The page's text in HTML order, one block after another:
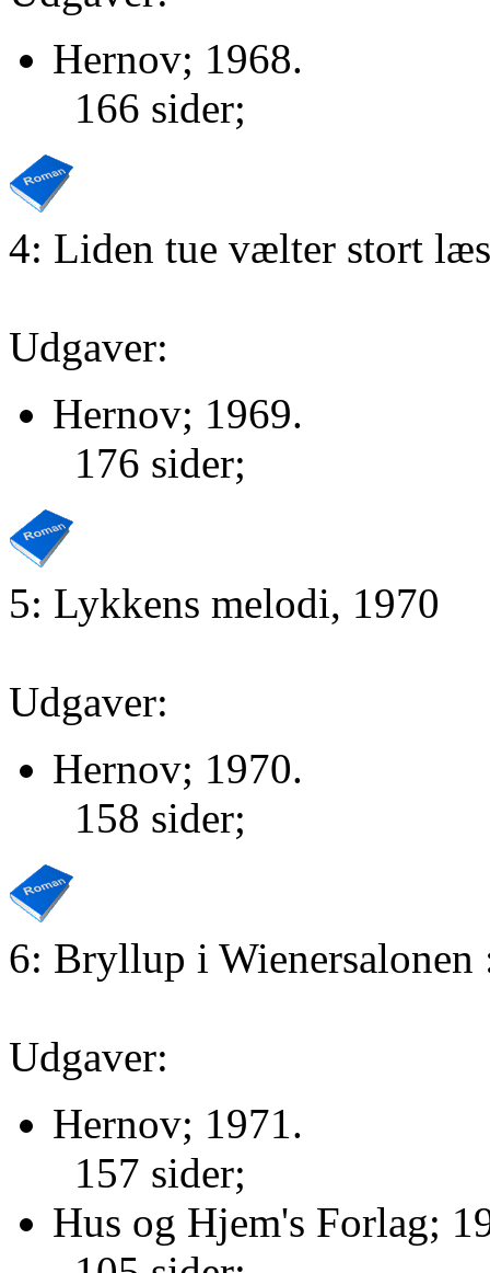
Hernov; 1968.
166 sider;
4: Liden tue vælter stort
Udgaver:
Hernov; 1969.
176 sider;
5: Lykkens melodi, 1970
Udgaver:
Hernov; 1970.
158 sider;
6: Bryllup i Wienersalonen
Udgaver:
Hernov; 1971.
157 sider;
Hus og Hjem's Forlag;